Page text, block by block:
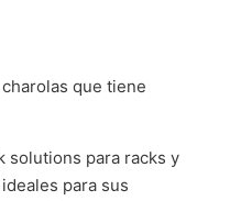
que tiene
solutions para racks y
para sus